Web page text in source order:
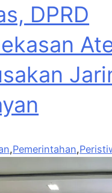
DPRD
,Pemerintahan,